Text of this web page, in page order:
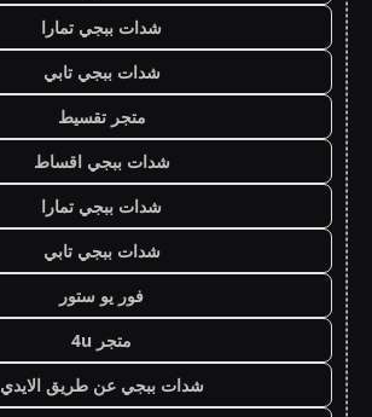
شدات ببجي تمارا
شدات ببجي تابي
متجر تقسيط
شدات ببجي اقساط
شدات ببجي تمارا
شدات ببجي تابي
فور يو ستور
متجر 4u
شدات ببجي عن طريق الايدي